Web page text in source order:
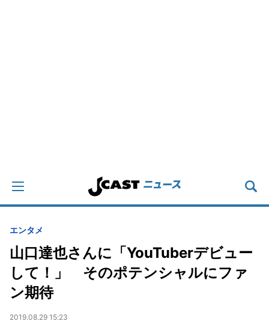
エンタメ
山口達也さんに「YouTuberデビュー
して！」 そのポテンシャルにファ
ン期待
2019.08.29 15:23